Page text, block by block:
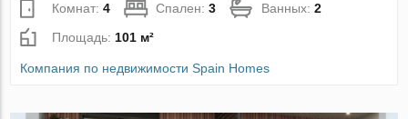
Комнат:4 Спален:3 Ванных:2
Площадь: 101 м²
Компания по недвижимости Spain Homes